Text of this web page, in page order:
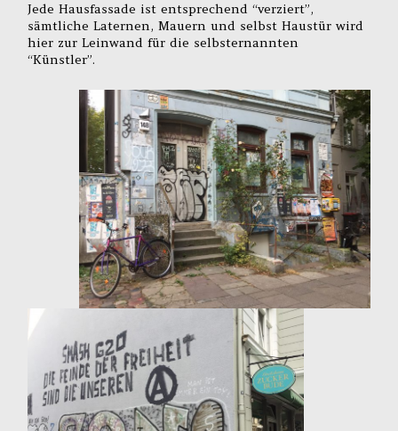
Jede Hausfassade ist entsprechend “verziert”,
sämtliche Laternen, Mauern und selbst Haustür wird
hier zur Leinwand für die selbsternannten
“Künstler”.